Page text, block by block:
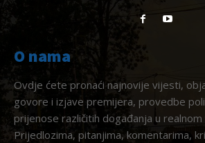
O nama
Ovdje ćete pronaći najnovije vijesti,
govore i izjave premijera, provedbe
prijenose različitih događanja u realnom
Prijedlozima, pitanjima, komentarima,